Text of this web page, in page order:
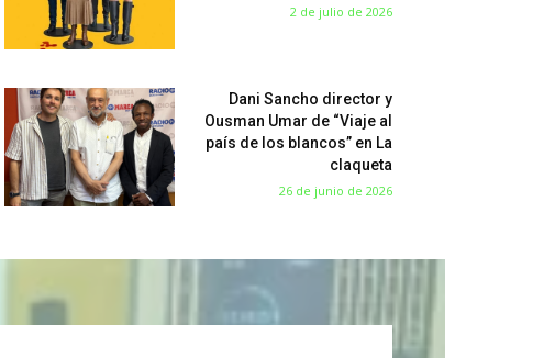
2 de julio de 2026
Dani Sancho director y
Ousman Umar de “Viaje al
país de los blancos” en La
claqueta
26 de junio de 2026